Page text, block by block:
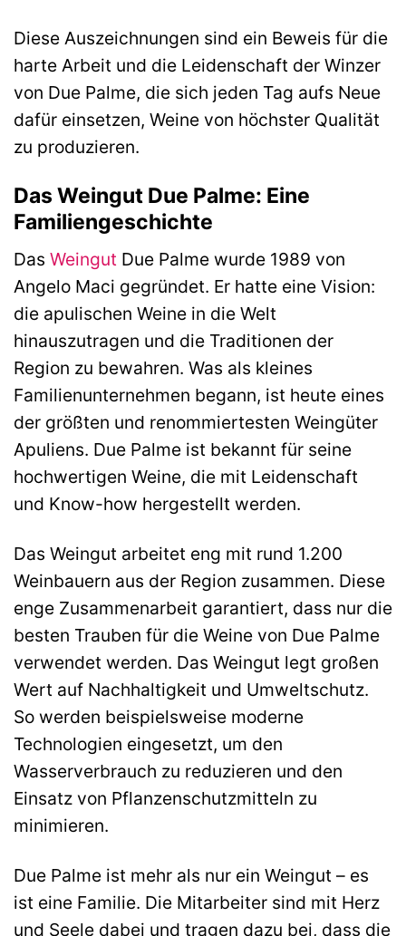
Diese Auszeichnungen sind ein Beweis für die
harte Arbeit und die Leidenschaft der Winzer
von Due Palme, die sich jeden Tag aufs Neue
dafür einsetzen, Weine von höchster Qualität
zu produzieren.
Das Weingut Due Palme: Eine
Familiengeschichte
Das Weingut Due Palme wurde 1989 von
Angelo Maci gegründet. Er hatte eine Vision:
die apulischen Weine in die Welt
hinauszutragen und die Traditionen der
Region zu bewahren. Was als kleines
Familienunternehmen begann, ist heute eines
der größten und renommiertesten Weingüter
Apuliens. Due Palme ist bekannt für seine
hochwertigen Weine, die mit Leidenschaft
und Know-how hergestellt werden.
Das Weingut arbeitet eng mit rund 1.200
Weinbauern aus der Region zusammen. Diese
enge Zusammenarbeit garantiert, dass nur die
besten Trauben für die Weine von Due Palme
verwendet werden. Das Weingut legt großen
Wert auf Nachhaltigkeit und Umweltschutz.
So werden beispielsweise moderne
Technologien eingesetzt, um den
Wasserverbrauch zu reduzieren und den
Einsatz von Pflanzenschutzmitteln zu
minimieren.
Due Palme ist mehr als nur ein Weingut – es
ist eine Familie. Die Mitarbeiter sind mit Herz
und Seele dabei und tragen dazu bei, dass die